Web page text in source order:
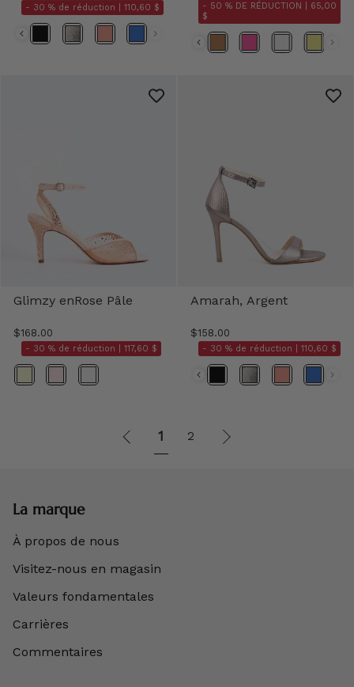
- 30 % de réduction | 110,60 $ - 50 % DE RÉDUCTION |
65,00
$
Couleurs
Glimzy enRose Pâle
$168.00
- 30 % de réduction | 117,60 $
Couleur
Amarah, Argent
$158.00
- 30 % de réduction | 110,60 $
1 2
Suivant
La marque
À propos de nous
Visitez-nous en magasin
Valeurs fondamentales
Carrières
Commentaires